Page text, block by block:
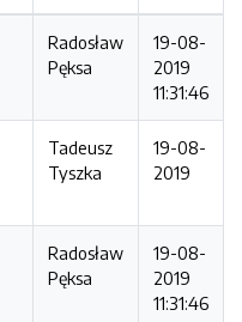
Radosław
Pęksa
19-08-
2019
11:31:46
Tadeusz
Tyszka
19-08-
2019
Radosław
Pęksa
19-08-
2019
11:31:46